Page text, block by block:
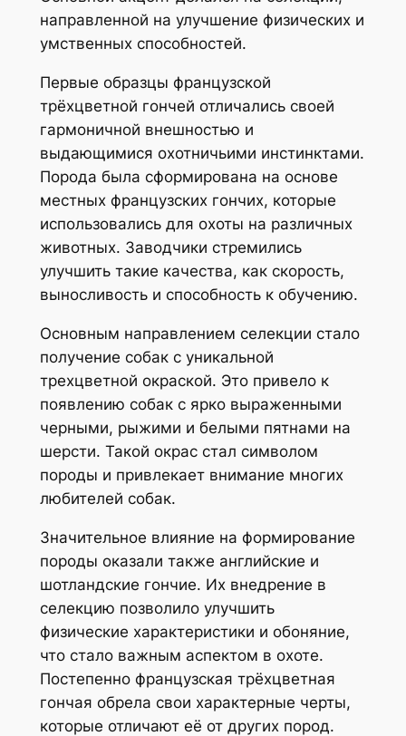
направленной на улучшение физических и
умственных способностей.
Первые образцы французской
трёхцветной гончей отличались своей
гармоничной внешностью и
выдающимися охотничьими инстинктами.
Порода была сформирована на основе
местных французских гончих, которые
использовались для охоты на различных
животных. Заводчики стремились
улучшить такие качества, как скорость,
выносливость и способность к обучению.
Основным направлением селекции стало
получение собак с уникальной
трехцветной окраской. Это привело к
появлению собак с ярко выраженными
черными, рыжими и белыми пятнами на
шерсти. Такой окрас стал символом
породы и привлекает внимание многих
любителей собак.
Значительное влияние на формирование
породы оказали также английские и
шотландские гончие. Их внедрение в
селекцию позволило улучшить
физические характеристики и обоняние,
что стало важным аспектом в охоте.
Постепенно французская трёхцветная
гончая обрела свои характерные черты,
которые отличают её от других пород.